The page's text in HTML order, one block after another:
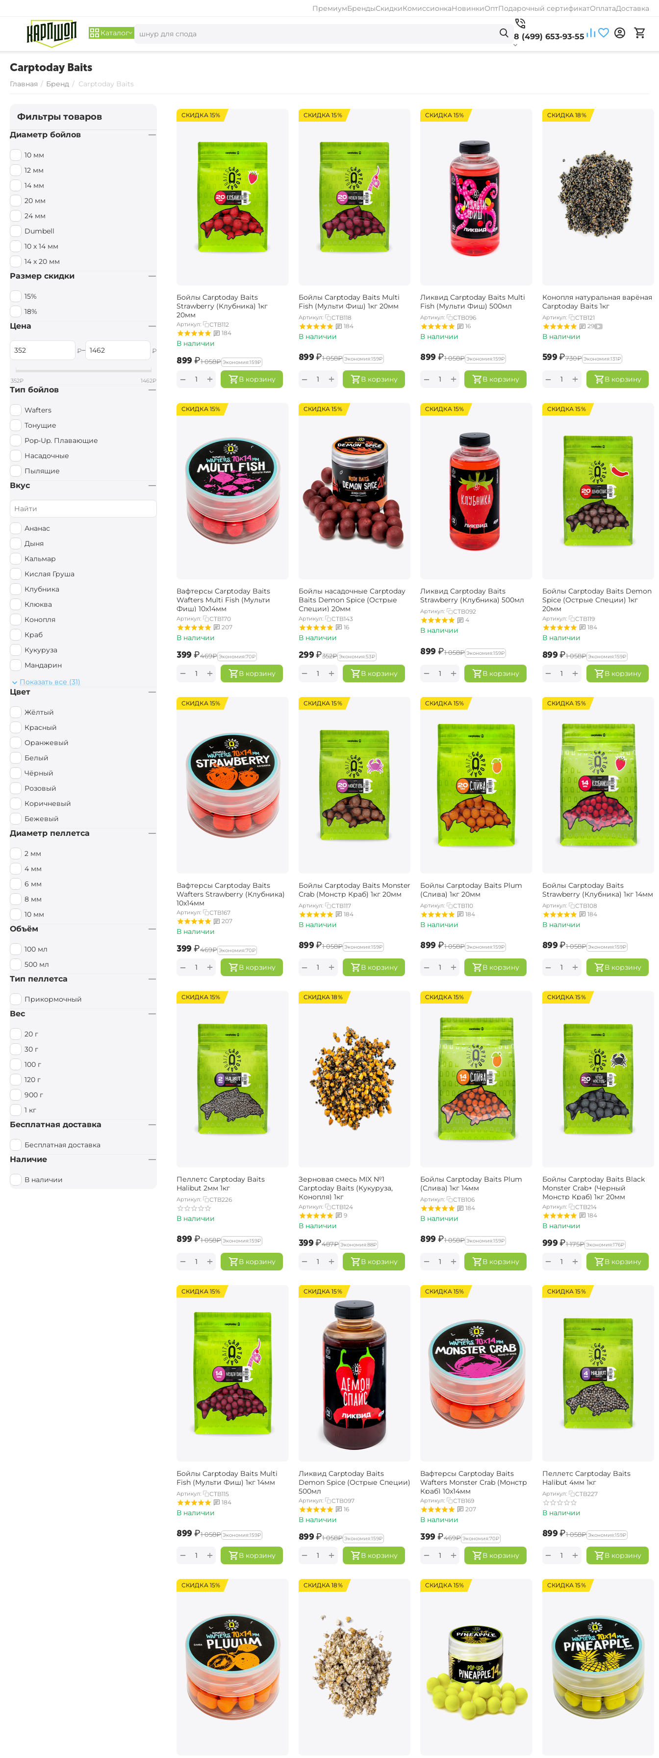
ПремиумБрендыСкидкиКомиссионкаНовинкиОптПодарочный сертификатОплатаДоставка
Каталог 8 (499) 653-93-55
Carptoday Baits
Главная / Бренд / Carptoday Baits
СКИДКА 15%
Бойлы Carptoday Baits
Strawberry (Клубника) 1кг
20мм
Артикул:
CTB112
184
В наличии
‍899‍₽‍1 058‍₽ Экономия:‍159‍₽
В корзину
+
−
СКИДКА 15%
Бойлы Carptoday Baits Multi
Fish (Мульти Фиш) 1кг 20мм
Артикул:
CTB118
184
В наличии
‍899‍₽‍1 058‍₽ Экономия:‍159‍₽
В корзину
+
−
СКИДКА 15%
Ликвид Carptoday Baits Multi
Fish (Мульти Фиш) 500мл
Артикул:
CTB096
16
В наличии
‍899‍₽‍1 058‍₽ Экономия:‍159‍₽
В корзину
+
−
СКИДКА 18%
Конопля натуральная варёная
Carptoday Baits 1кг
Артикул:
CTB121
29
В наличии
‍599‍₽‍730‍₽ Экономия:‍131‍₽
В корзину
+
−
СКИДКА 15%
Вафтерсы Carptoday Baits
Wafters Multi Fish (Мульти
Фиш) 10х14мм
Артикул:
CTB170
207
В наличии
‍399‍₽‍469‍₽ Экономия:‍70‍₽
В корзину
+
−
СКИДКА 15%
Бойлы насадочные Carptoday
Baits Demon Spice (Острые
Специи) 20мм
Артикул:
CTB143
16
В наличии
‍299‍₽‍352‍₽ Экономия:‍53‍₽
В корзину
+
−
СКИДКА 15%
Ликвид Carptoday Baits
Strawberry (Клубника) 500мл
Артикул:
CTB092
4
В наличии
‍899‍₽‍1 058‍₽ Экономия:‍159‍₽
В корзину
+
−
СКИДКА 15%
Бойлы Carptoday Baits Demon
Spice (Острые Специи) 1кг
20мм
Артикул:
CTB119
184
В наличии
‍899‍₽‍1 058‍₽ Экономия:‍159‍₽
В корзину
+
−
СКИДКА 15%
Вафтерсы Carptoday Baits
Wafters Strawberry (Клубника)
10х14мм
Артикул:
CTB167
207
В наличии
‍399‍₽‍469‍₽ Экономия:‍70‍₽
В корзину
+
−
СКИДКА 15%
Бойлы Carptoday Baits Monster
Crab (Монстр Краб) 1кг 20мм
Артикул:
CTB117
184
В наличии
‍899‍₽‍1 058‍₽ Экономия:‍159‍₽
В корзину
+
−
СКИДКА 15%
Бойлы Carptoday Baits Plum
(Слива) 1кг 20мм
Артикул:
CTB110
184
В наличии
‍899‍₽‍1 058‍₽ Экономия:‍159‍₽
В корзину
+
−
СКИДКА 15%
Бойлы Carptoday Baits
Strawberry (Клубника) 1кг 14мм
Артикул:
CTB108
184
В наличии
‍899‍₽‍1 058‍₽ Экономия:‍159‍₽
В корзину
+
−
СКИДКА 15%
Пеллетс Carptoday Baits
Halibut 2мм 1кг
Артикул: CTB226
В наличии
‍899‍₽‍1 058‍₽ Экономия:‍159‍₽
В корзину
+
−
СКИДКА 18%
Зерновая смесь MIX №1
Carptoday Baits (Кукуруза,
Конопля) 1кг
Артикул:
CTB124
9
В наличии
‍399‍₽‍487‍₽ Экономия:‍88‍₽
В корзину
+
−
СКИДКА 15%
Бойлы Carptoday Baits Plum
(Слива) 1кг 14мм
Артикул:
CTB106
184
В наличии
‍899‍₽‍1 058‍₽ Экономия:‍159‍₽
В корзину
+
−
СКИДКА 15%
Бойлы Carptoday Baits Black
Monster Crab+ (Черный
Монстр Краб) 1кг 20мм
Артикул:
CTB214
184
В наличии
‍999‍₽‍1 175‍₽ Экономия:‍176‍₽
В корзину
+
−
СКИДКА 15%
Бойлы Carptoday Baits Multi
Fish (Мульти Фиш) 1кг 14мм
Артикул:
CTB115
184
В наличии
‍899‍₽‍1 058‍₽ Экономия:‍159‍₽
В корзину
+
−
СКИДКА 15%
Ликвид Carptoday Baits
Demon Spice (Острые Специи)
500мл
Артикул:
CTB097
16
В наличии
‍899‍₽‍1 058‍₽ Экономия:‍159‍₽
В корзину
+
−
СКИДКА 15%
Вафтерсы Carptoday Baits
Wafters Monster Crab (Монстр
Краб) 10х14мм
Артикул:
CTB169
207
В наличии
‍399‍₽‍469‍₽ Экономия:‍70‍₽
В корзину
+
−
СКИДКА 15%
Пеллетс Carptoday Baits
Halibut 4мм 1кг
Артикул: CTB227
В наличии
‍899‍₽‍1 058‍₽ Экономия:‍159‍₽
В корзину
+
−
СКИДКА 15% СКИДКА 18% СКИДКА 15% СКИДКА 15%
Фильтры товаров
Диаметр бойлов
10 мм
12 мм
14 мм
20 мм
24 мм
Dumbell
10 х 14 мм
14 x 20 мм
Размер скидки
15%
18%
Цена
₽– ₽
352₽ 1462₽
Тип бойлов
Wafters
Тонущие
Pop-Up. Плавающие
Насадочные
Пылящие
Вкус
Ананас
Дыня
Кальмар
Кислая Груша
Клубника
Клюква
Конопля
Краб
Кукуруза
Мандарин
Монстр Краб
Мульти Фиш
Мульти Фрукт
Мясной
Орех
Острые Специи
Осьминог
Палтус
Перец чили
Пряный
Рыбный
Тутти Фрутти
Фруктовый / Кислый
Цитрус
Чеснок
Показать все (31)
Цвет
Жёлтый
Красный
Оранжевый
Белый
Чёрный
Розовый
Коричневый
Бежевый
Диаметр пеллетса
2 мм
4 мм
6 мм
8 мм
10 мм
Объём
100 мл
500 мл
Тип пеллетса
Прикормочный
Вес
20 г
30 г
100 г
120 г
900 г
1 кг
Бесплатная доставка
Бесплатная доставка
Наличие
В наличии